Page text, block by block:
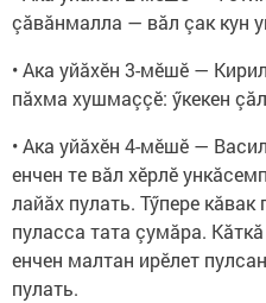
çăвăнмалла — вăл çак кун
• Ака уйăхӗн 3-мӗшӗ —
пăхма хушмаççӗ: ӳкекен
• Ака уйăхӗн 4-мӗшӗ —
енчен те вăл хӗрлӗ
лайăх пулать. Тӳпере
пуласса тата çумăра.
енчен малтан ирӗлет
пулать.